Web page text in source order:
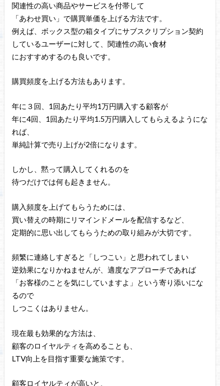
関連性の高い商品やサービスを付帯して
「あわせ買い」で購買単価を上げる方法です。
例えば、ボックス型の箱タイプにサブスクリプション契約
しているユーザーに対して、関連性の高い食材
におすすめするのも良いです。
購買頻度を上げる方法もあります。
年に３回、1回あたり平均1万円購入する顧客が
年に4回、1回あたり平均1.5万円購入してもらえるようにな
れば、
単純計算で売り上げが2倍になります。
しかし、黙って購入してくれるのを
待つだけでは何も起きません。
購入頻度を上げてもらうためには、
買い替えの時期にリマインドメールを配信するなど、
定期的に思い出してもらうための取り組みが大切です。
頻繁に連絡しすぎると「しつこい」と思われてしまい
逆効果になりかねませんが、適度なアプローチであれば
「お客様のことを気にしていますよ」という寄り添いにな
るので
しつこくはありません。
現在最も効果的な方法は、
顧客のロイヤルティを高めることも、
LTV向上を目指す重要な施策です。
顧客ロイヤルティが高いと、